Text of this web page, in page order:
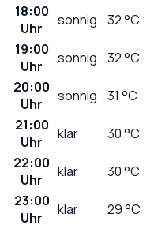
18:00
Uhr
sonnig 32°C
19:00
Uhr
sonnig 32°C
20:00
Uhr
sonnig 31 °C
21:00
Uhr
klar 30°C
22:00
Uhr
klar 30°C
23:00
Uhr
klar 29°C